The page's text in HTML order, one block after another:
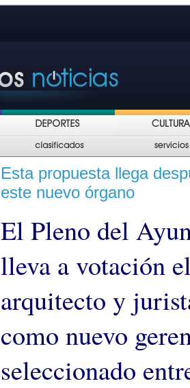
Esta propuesta llega
este nuevo órgano
El Pleno del
lleva a votación
arquitecto y
como nuevo
seleccionado